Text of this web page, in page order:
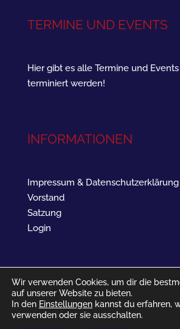
TERMINE UND EVENTS
Hier gibt es alle Termine und
terminiert werden!
INFORMATIONEN
Impressum & Datenschutzerklärung
Vorstand
Satzung
Login
Wir verwenden Cookies, um dir die
auf unserer Website zu bieten.
In den Einstellungen kannst du erfahren,
verwenden oder sie ausschalten.